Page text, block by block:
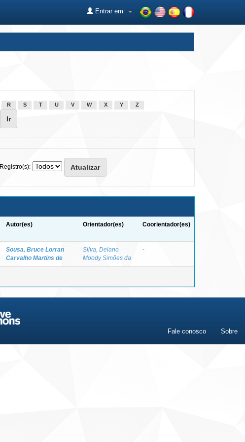
Entrar em:
R S T U V W X Y Z
Registro(s):
Autor(es) Orientador(es) Coorientador(es)
Sousa, Bruce Lorran
Carvalho Martins de
Silva, Delano
Moody Simões da
-
Fale conosco Sobre